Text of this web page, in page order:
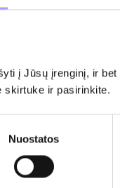
į Jūsų įrenginį, ir
skirtuke ir pasirinkite.
Nuostatos
teigimu, kelionės
šalis vaikų akimis
psichologė.
Draudimo bendrovės
Katilienė pateikia